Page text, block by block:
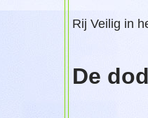
Rij Veilig in
De